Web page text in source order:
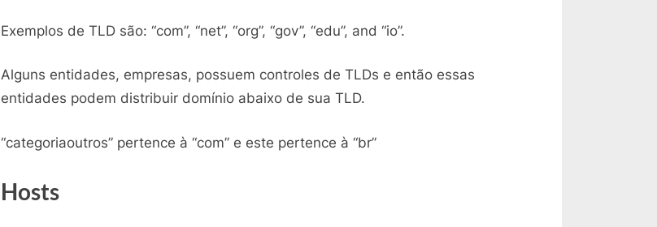
Exemplos de TLD são: “com”, “net”, “org”, “gov”, “edu”, and “io”.
Alguns entidades, empresas, possuem controles de TLDs e então essas
entidades podem distribuir domínio abaixo de sua TLD.
“categoriaoutros” pertence à “com” e este pertence à “br”
Hosts